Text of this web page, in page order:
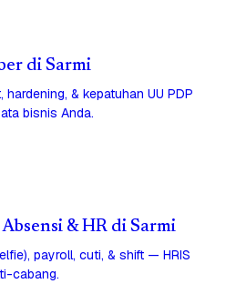
di Sarmi
& kepatuhan UU PDP
bisnis Anda.
& HR di Sarmi
payroll, cuti, & shift — HRIS
cabang.